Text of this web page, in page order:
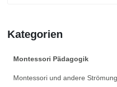
Kategorien
Montessori Pädagogik
Montessori und andere